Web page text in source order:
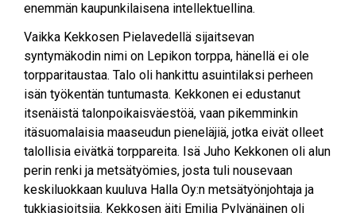
enemmän kaupunkilaisena intellektuellina.
Vaikka Kekkosen Pielavedellä sijaitsevan
syntymäkodin nimi on Lepikon torppa, hänellä ei ole
torpparitaustaa. Talo oli hankittu asuintilaksi perheen
isän työkentän tuntumasta. Kekkonen ei edustanut
itsenäistä talonpoikaisväestöä, vaan pikemminkin
itäsuomalaisia maaseudun pieneläjiä, jotka eivät olleet
talollisia eivätkä torppareita. Isä Juho Kekkonen oli alun
perin renki ja metsätyömies, josta tuli nousevaan
keskiluokkaan kuuluva Halla Oy:n metsätyönjohtaja ja
tukkiasioitsija. Kekkosen äiti Emilia Pylvänäinen oli